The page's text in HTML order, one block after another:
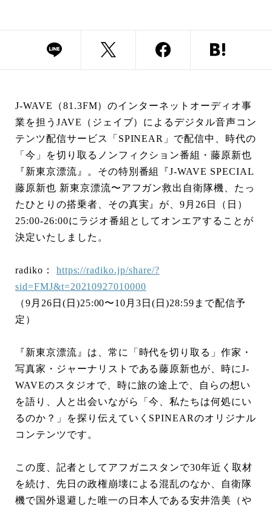
J-WAVE（81.3FM）のインターネットオーディオ事
業を担うJAVE（ジェイブ）によるデジタル音声コン
テンツ配信サービス「SPINEAR」で配信中、時代の
「今」を切り取るノンフィクション番組・藤原新也
『新東京漂流』。その特別番組『J-WAVE SPECIAL
藤原新也 新東京漂流〜アフガン救出自衛隊機、たっ
たひとりの搭乗者、その真実』が、9月26日（日）
25:00-26:00にラジオ番組としてオンエアすることが
決定いたしました。
radiko： https://radiko.jp/share/?
sid=FMJ&t=20210927010000
（9月26日(日)25:00〜10月3日(日)28:59まで配信予
定）
『新東京漂流』は、常に「時代を切り取る」作家・
写真家・ジャーナリストである藤原新也が、時にJ-
WAVEのスタジオで、時に旅の途上で、自らの想い
を語り、人と出会いながら「今、私たちは何処にい
るのか？」を探り伝えていくSPINEARのオリジナル
コンテンツです。
この度、記者としてアフガニスタンで30年近く取材
を続け、先日の政権崩壊による混乱のなか、自衛隊
機で国外退避した唯一の日本人である安井浩美（や